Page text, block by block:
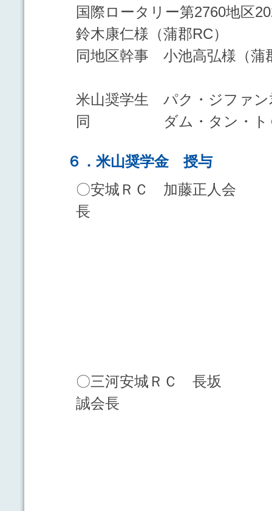
国際ロータリー第2760地区
鈴木康仁様（蒲郡RC）
同地区幹事 小池高弘様（蒲
米山奨学生 パク・ジファン
同 ダム・タン・ト
６．米山奨学金 授与
〇安城ＲＣ 加藤正人会
長
〇三河安城ＲＣ 長坂
誠会長